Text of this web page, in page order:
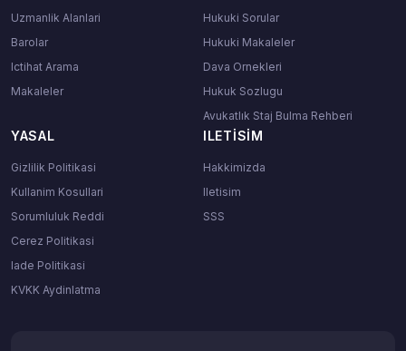
Uzmanlik Alanlari
Barolar
Ictihat Arama
Makaleler
Hukuki Sorular
Hukuki Makaleler
Dava Ornekleri
Hukuk Sozlugu
Avukatlık Staj Bulma Rehberi
YASAL
Gizlilik Politikasi
Kullanim Kosullari
Sorumluluk Reddi
Cerez Politikasi
Iade Politikasi
KVKK Aydinlatma
ILETISIM
Hakkimizda
Iletisim
SSS